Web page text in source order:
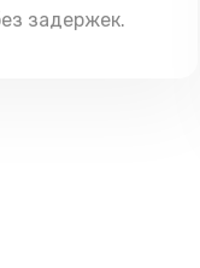
задержек.